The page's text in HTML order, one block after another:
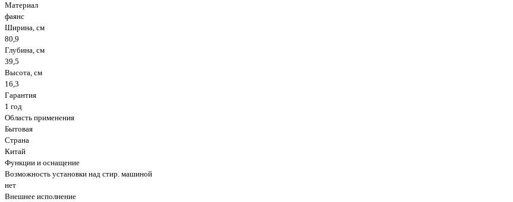
Материал
фаянс
Ширина, см
80,9
Глубина, см
39,5
Высота, см
16,3
Гарантия
1 год
Область применения
Бытовая
Страна
Китай
Функции и оснащение
Возможность установки над стир. машиной
нет
Внешнее исполнение